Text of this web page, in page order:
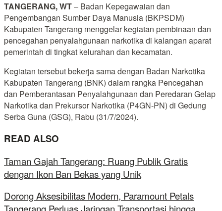
TANGERANG, WT– Badan Kepegawaian dan
Pengembangan Sumber Daya Manusia (BKPSDM)
Kabupaten Tangerang menggelar kegiatan pembinaan dan
pencegahan penyalahgunaan narkotika di kalangan aparat
pemerintah di tingkat kelurahan dan kecamatan.
Kegiatan tersebut bekerja sama dengan Badan Narkotika
Kabupaten Tangerang (BNK) dalam rangka Pencegahan
dan Pemberantasan Penyalahgunaan dan Peredaran Gelap
Narkotika dan Prekursor Narkotika (P4GN-PN) di Gedung
Serba Guna (GSG), Rabu (31/7/2024).
READ ALSO
Taman Gajah Tangerang: Ruang Publik Gratis
dengan Ikon Ban Bekas yang Unik
Dorong Aksesibilitas Modern, Paramount Petals